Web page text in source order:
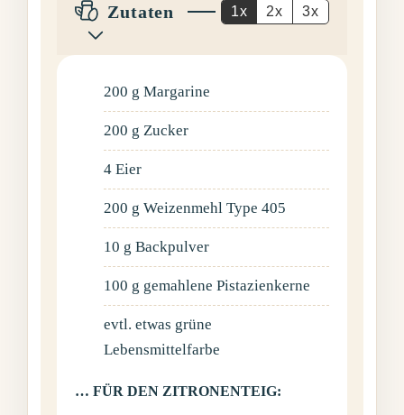
Zutaten 1x 2x 3x
200 g Margarine
200 g Zucker
4 Eier
200 g Weizenmehl Type 405
10 g Backpulver
100 g gemahlene Pistazienkerne
evtl. etwas grüne
Lebensmittelfarbe
… FÜR DEN ZITRONENTEIG: